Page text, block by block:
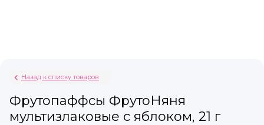
Назад к списку товаров
Фрутопаффсы ФрутоНяня
мультизлаковые с яблоком, 21 г